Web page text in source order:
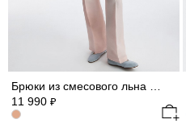
Брюки из смесового льна (Р158)
11 990 ₽